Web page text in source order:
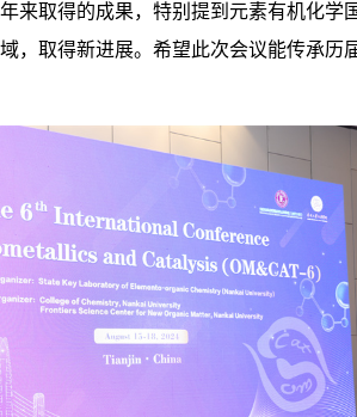
来取得的成果，特别提到元素有机化学
，取得新进展。希望此次会议能传承历